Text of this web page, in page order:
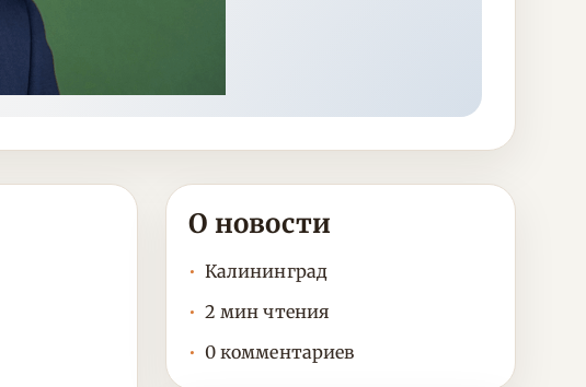
О новости
Калининград
2 мин чтения
0 комментариев